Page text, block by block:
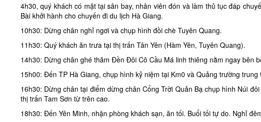
4h30, quý khách có mặt tại sân bay, nhân viên đón và làm thủ tục đáp
Bài khởi hành cho chuyến đi du lịch Hà Giang.
10h30: Dừng chân nghỉ ngơi và chụp hình đồi chè Tuyên Quang.
11h30: Quý khách ăn trưa tại thị trấn Tân Yên (Hàm Yên, Tuyên Quang).
14h30: Dừng chân ghé thăm Đền Đôi Cô Cầu Má linh thiêng nằm ngay bên
15h00: Đến TP Hà Giang, chụp hình kỷ niệm tại Km0 và Quảng trường trung
16h30: Dừng chân tại điểm dừng chân Cổng Trời Quản Bạ chụp hình Núi
thị trấn Tam Sơn từ trên cao.
18h30: Đến Yên Minh, nhận phòng khách sạn, ăn tối. Buổi tối tự do. Nghỉ